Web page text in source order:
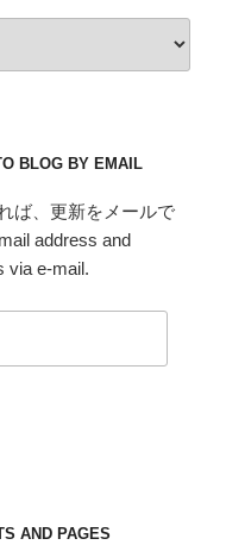
BLOG BY EMAIL
ば、更新をメールで
address and
via e-mail.
AND PAGES